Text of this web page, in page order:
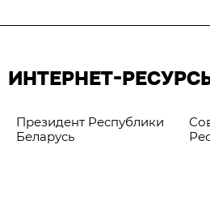
ИНТЕРНЕТ-
Президент Республики
Беларусь